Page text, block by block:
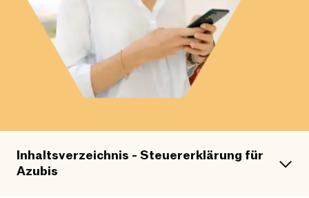
Inhaltsverzeichnis - Steuererklärung für
Azubis